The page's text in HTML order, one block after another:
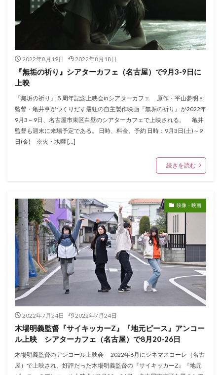
2022年8月19日 2022年8月18日
『無垢の祈り』シアターカフェ（名古屋）で9月3-9日に
上映
『無垢の祈り』５周年記念上映会inシアターカフェ 原作・平山夢明 ×
監督・亀井亨がつくりだす最狂の自主製作映画『無垢の祈り』が2022年
9月3～9日、名古屋市東区白壁のシアターカフェで上映される。 亀井
監督も週末に来場予定である。 日時、料金、予約 日時：9月3日(土)～9
日(金) ※火・水曜 […]
続きを読む
映像・映画
2022年7月24日 2022年7月24日
木場明義監督『サイキッカーZ』『地元ピース』アンコー
ル上映 シアターカフェ（名古屋）で8月20-26日
木場明義監督のアンコール上映会 2022年6月にシネマスコーレ（名古
屋）で上映され、好評だった木場明義監督の『サイキッカーZ』『地元